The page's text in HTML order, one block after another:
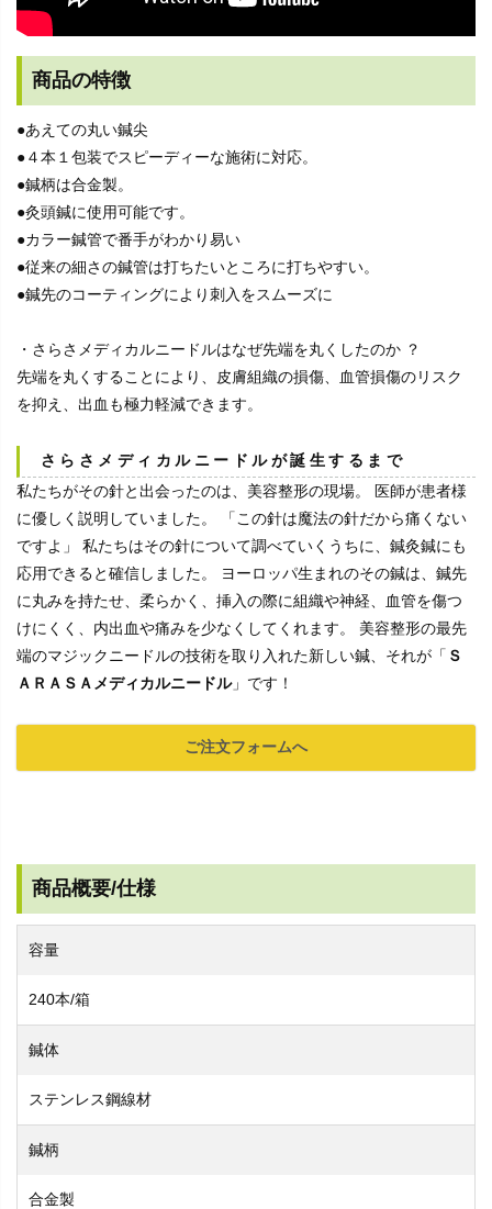
商品の特徴
●あえての丸い鍼尖
●４本１包装でスピーディーな施術に対応。
●鍼柄は合金製。
●灸頭鍼に使用可能です。
●カラー鍼管で番手がわかり易い
●従来の細さの鍼管は打ちたいところに打ちやすい。
●鍼先のコーティングにより刺入をスムーズに
・さらさメディカルニードルはなぜ先端を丸くしたのか ？
先端を丸くすることにより、皮膚組織の損傷、血管損傷のリスク
を抑え、出血も極力軽減できます。
さらさメディカルニードルが誕生するまで
私たちがその針と出会ったのは、美容整形の現場。 医師が患者様
に優しく説明していました。 「この針は魔法の針だから痛くない
ですよ」 私たちはその針について調べていくうちに、鍼灸鍼にも
応用できると確信しました。 ヨーロッパ生まれのその鍼は、鍼先
に丸みを持たせ、柔らかく、挿入の際に組織や神経、血管を傷つ
けにくく、内出血や痛みを少なくしてくれます。 美容整形の最先
端のマジックニードルの技術を取り入れた新しい鍼、それが「 Ｓ
ＡＲＡＳＡメディカルニードル」です！
ご注文フォームへ
商品概要/仕様
容量
240本/箱
鍼体
ステンレス鋼線材
鍼柄
合金製